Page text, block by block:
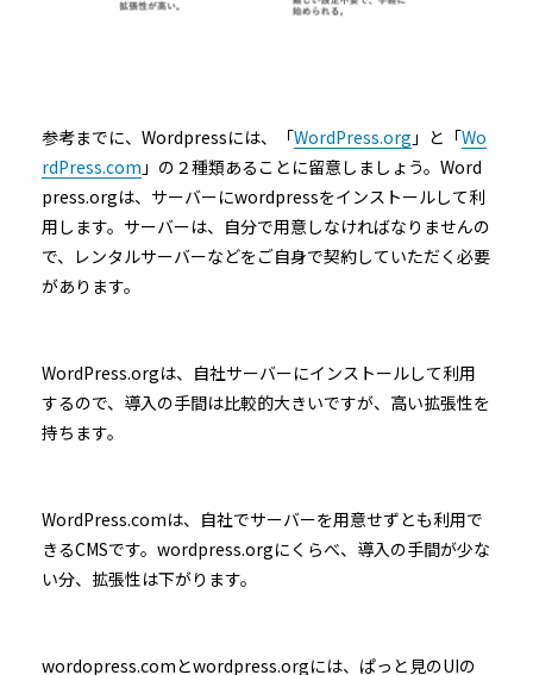
参考までに、Wordpressには、「WordPress.org 」と「Wo
rdPress.com 」の２種類あることに留意しましょう。Word
press.orgは、サーバーにwordpressをインストールして利
用します。サーバーは、自分で用意しなければなりませんの
で、レンタルサーバーなどをご自身で契約していただく必要
があります。
WordPress.orgは、自社サーバーにインストールして利用
するので、導入の手間は比較的大きいですが、高い拡張性を
持ちます。
WordPress.comは、自社でサーバーを用意せずとも利用で
きるCMSです。wordpress.orgにくらべ、導入の手間が少な
い分、拡張性は下がります。
wordopress.comとwordpress.orgには、ぱっと見のUIの